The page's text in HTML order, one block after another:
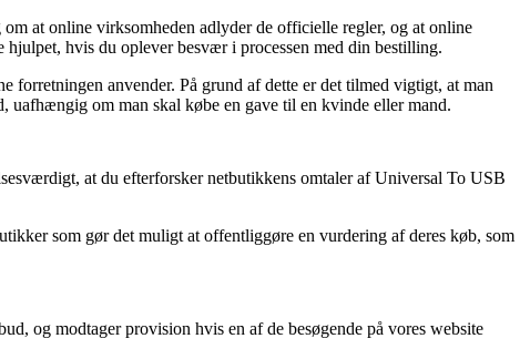
at online virksomheden adlyder de officielle regler, og at online
hjulpet, hvis du oplever besvær i processen med din bestilling.
anvender. På grund af dette er det tilmed vigtigt, at man
om man skal købe en gave til en kvinde eller mand.
at du efterforsker netbutikkens omtaler af Universal To USB
som gør det muligt at offentliggøre en vurdering af deres køb, som
og modtager provision hvis en af de besøgende på vores website